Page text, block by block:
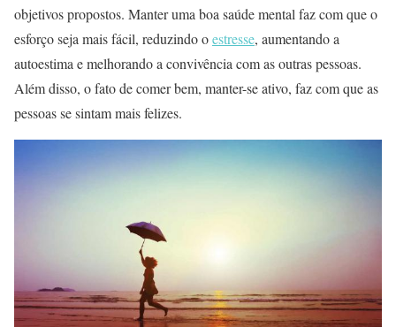
objetivos propostos. Manter uma boa saúde mental faz com que o
esforço seja mais fácil, reduzindo oestresse, aumentando a
autoestima e melhorando a convivência com as outras pessoas.
Além disso, o fato de comer bem, manter-se ativo, faz com que as
pessoas se sintam mais felizes.